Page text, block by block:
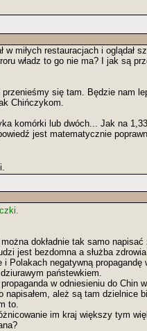
w miłych restauracjach i oglądał
władz to go nie ma? I jak są
się tam. Będzie nam
Chińczykom.
komórki lub dwóch... Jak na
jest matematycznie
dokładnie tak samo
jest bezdomna a służba
i Polakach negatywną
państewkiem.
w odniesieniu do Chin
napisałem, ależ są tam dzielnice
to.
im kraj większy tym